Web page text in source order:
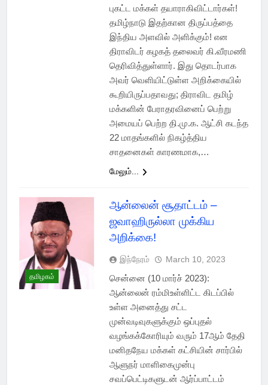
புகட்ட மக்கள் தயாராகிவிட்டார்கள்!
தமிழ்நாடு இதற்கான திருப்பத்தை
இந்திய அளவில் அளிக்கும்! என
திராவிடர் கழகத் தலைவர் கி.வீரமணி
தெரிவித்துள்ளார். இது தொடர்பாக
அவர் வெளியிட்டுள்ள அறிக்கையில்
கூறியிருப்பதாவது; திராவிட தமிழ்
மக்களின் பேராதரவினைப் பெற்று
அமையப் பெற்ற தி.மு.க. ஆட்சி கடந்த
22 மாதங்களில் நிகழ்த்திய
சாதனைகள் காரணமாக,…
மேலும்...
தமிழகம்
ஆன்லைன் சூதாட்டம் –
ஜவாஹிருல்லா முக்கிய
அறிக்கை!
இந்நேரம் March 10, 2023
சென்னை (10 மார்ச் 2023):
ஆன்லைன் ரம்மிஉள்ளிட்ட கிடப்பில்
உள்ள அனைத்து சட்ட
முன்வடிவுகளுக்கும் ஒப்புதல்
வழங்கக்கோரியும் வரும் 17ஆம் தேதி
மனிதநேய மக்கள் கட்சியின் சார்பில்
ஆளுநர் மாளிகைமுன்பு
சவப்பெட்டிகளுடன் ஆர்ப்பாட்டம்